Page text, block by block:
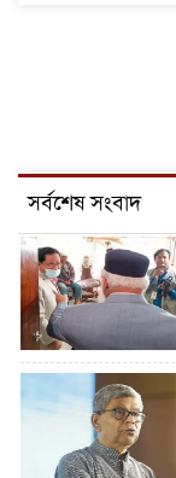
সর্বশেষ সংবাদ